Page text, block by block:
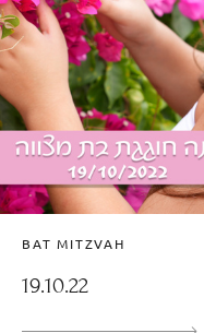
BAT MITZVAH
19.10.22